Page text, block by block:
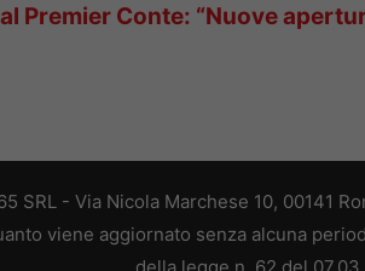
Premier Conte: “Nuove
SRL - Via Nicola Marchese 10, 00141
viene aggiornato senza alcuna